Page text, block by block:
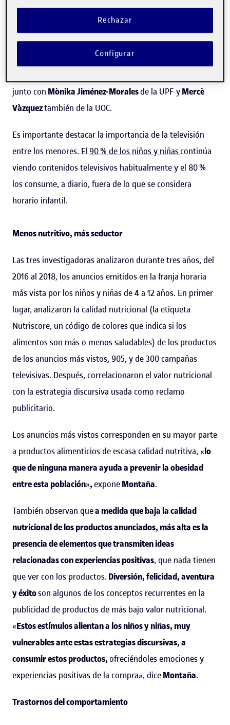
publicidad de los menores se produce fuera del horario
Mireia Montaña
artículo e investigadora delGrupo de investigación en
Aprendizajes, Medios de comunicación y
junto con Mònika Jiménez-Moralesde la UPF yMercè
Vàzqueztambién de la UOC.
Es importante destacar la importancia de la televisión
entre los menores. El 90 % de los niños y niñascontinúa
viendo contenidos televisivos habitualmente y el 80 %
los consume, a diario, fuera de lo que se considera
horario infantil.
Menos nutritivo, más seductor
Las tres investigadoras analizaron durante tres años, del
2016 al 2018, los anuncios emitidos en la franja horaria
más vista por los niños y niñas de 4 a 12 años. En primer
lugar, analizaron la calidad nutricional (la etiqueta
Nutriscore, un código de colores que indica si los
alimentos son más o menos saludables) de los productos
de los anuncios más vistos, 905, y de 300 campañas
televisivas. Después, correlacionaron el valor nutricional
con la estrategia discursiva usada como reclamo
publicitario.
Los anuncios más vistos corresponden en su mayor parte
a productos alimenticios de escasa calidad nutritiva, «lo
que de ninguna manera ayuda a prevenir la obesidad
entre esta población»,exponeMontaña.
También observan quea medida que baja la calidad
nutricional de los productos anunciados, más alta es la
presencia de elementos que transmiten ideas
relacionadas con experiencias positivas, que nada tienen
que ver con los productos. Diversión, felicidad, aventura
y éxitoson algunos de los conceptos recurrentes en la
publicidad de productos de más bajo valor nutricional.
«Estos estímulos alientan a los niños y niñas, muy
vulnerables ante estas estrategias discursivas, a
consumir estos productos,ofreciéndoles emociones y
experiencias positivas de la compra», diceMontaña.
Trastornos del comportamiento
Rechazar
Configurar